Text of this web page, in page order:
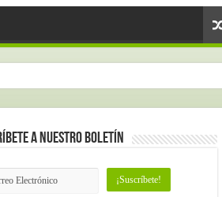
a nuestro Boletín